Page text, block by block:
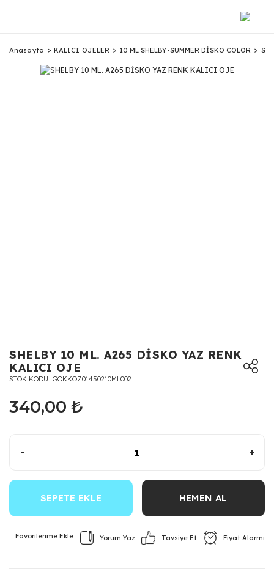
Anasayfa KALICI OJELER 10 ML SHELBY-SUMMER DİSKO COLOR
SHELBY 10 ML. A265 DİSKO YAZ RENK
KALICI OJE
STOK KODU GOKKOZ01450210ML002
340,00 ₺
- +
SEPETE EKLE HEMEN AL
Yorum Yaz Tavsiye Et Fiyat Alarmı